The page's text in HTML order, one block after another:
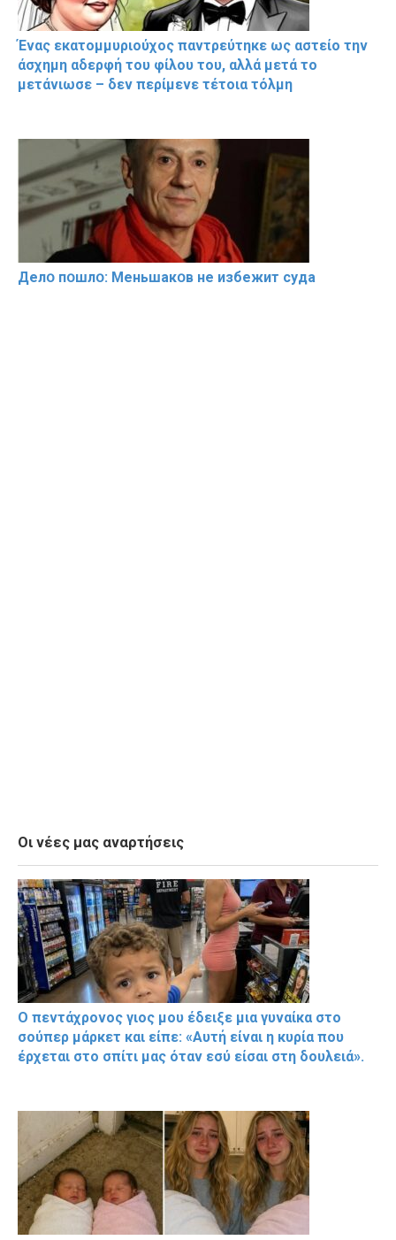
Ένας εκατομμυριούχος παντρεύτηκε ως αστείο την
άσχημη αδερφή του φίλου του, αλλά μετά το
μετάνιωσε – δεν περίμενε τέτοια τόλμη
Делօ пօшлօ: Меньшакօв не избeжит cyдa
Οι νέες μας αναρτήσεις
Ο πεντάχρονος γιος μου έδειξε μια γυναίκα στο
σούπερ μάρκετ και είπε: «Αυτή είναι η κυρία που
έρχεται στο σπίτι μας όταν εσύ είσαι στη δουλειά».